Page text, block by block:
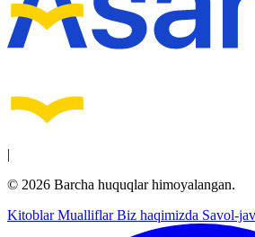
|
© 2026 Barcha huquqlar himoyalangan.
KitoblarMualliflarBiz haqimizda Savol-